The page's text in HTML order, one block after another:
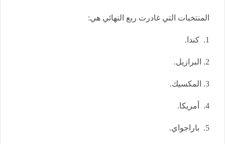
المنتخبات التي غادرت ربع النهائي هي:
1. كندا.
2. البرازيل.
3. المكسيك.
4. أمريكا.
5. باراجواي.